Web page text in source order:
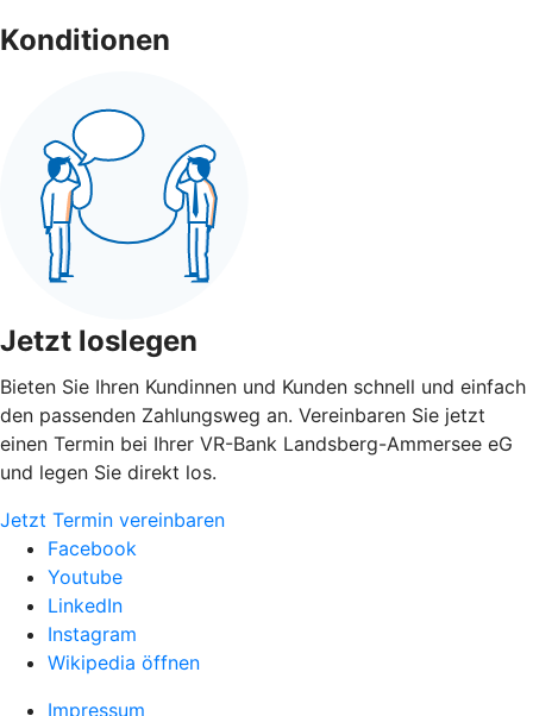
Konditionen
Jetzt loslegen
Bieten Sie Ihren Kundinnen und Kunden schnell und einfach
den passenden Zahlungsweg an. Vereinbaren Sie jetzt
einen Termin bei Ihrer VR-Bank Landsberg-Ammersee eG
und legen Sie direkt los.
Jetzt Termin vereinbaren
Facebook
Youtube
LinkedIn
Instagram
Wikipedia öffnen
Impressum